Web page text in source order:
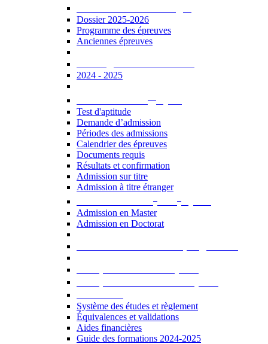
Dossier 2025-2026
Programme des épreuves
Anciennes épreuves
2024 - 2025
Test d'aptitude
Demande d’admission
Périodes des admissions
Calendrier des épreuves
Documents requis
Résultats et confirmation
Admission sur titre
Admission à titre étranger
Admission en Master
Admission en Doctorat
Système des études et règlement
Équivalences et validations
Aides financières
Guide des formations 2024-2025